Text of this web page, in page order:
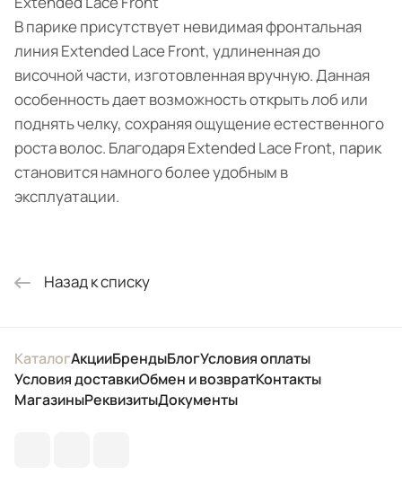
В парике присутствует невидимая фронтальная
линия Extended Lace Front, удлиненная до
височной части, изготовленная вручную. Данная
особенность дает возможность открыть лоб или
поднять челку, сохраняя ощущение естественного
роста волос. Благодаря Extended Lace Front, парик
становится намного более удобным в
эксплуатации.
Назад к списку
КаталогАкцииБрендыБлогУсловия оплаты
Условия доставкиОбмен и возвратКонтакты
МагазиныРеквизитыДокументы